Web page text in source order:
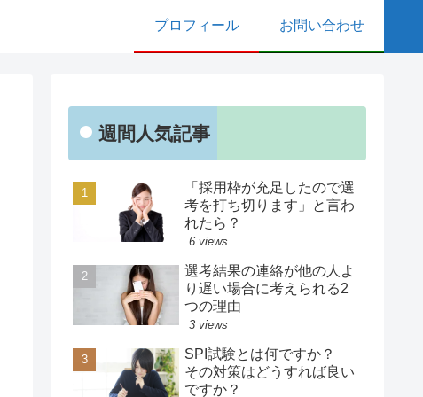
プロフィール お問い合わせ
週間人気記事
「採用枠が充足したので選
考を打ち切ります」と言わ
れたら？
6 views
選考結果の連絡が他の人よ
り遅い場合に考えられる2
つの理由
3 views
SPI試験とは何ですか？
その対策はどうすれば良い
ですか？